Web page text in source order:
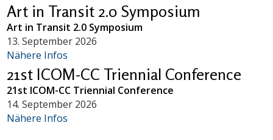
Art in Transit 2.0 Symposium
Art in Transit 2.0 Symposium
13. September 2026
Nähere Infos
21st ICOM-CC Triennial Conference
21st ICOM-CC Triennial Conference
14. September 2026
Nähere Infos